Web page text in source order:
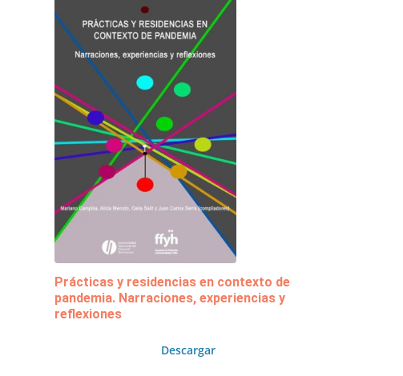
Prácticas y residencias en contexto de
pandemia. Narraciones, experiencias y
reflexiones
Descargar